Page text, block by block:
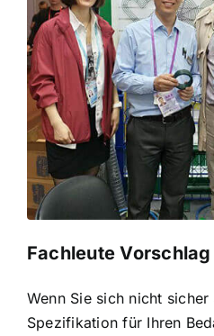
Fachleute Vorschlag
Wenn Sie sich nicht
Spezifikation für Ihren